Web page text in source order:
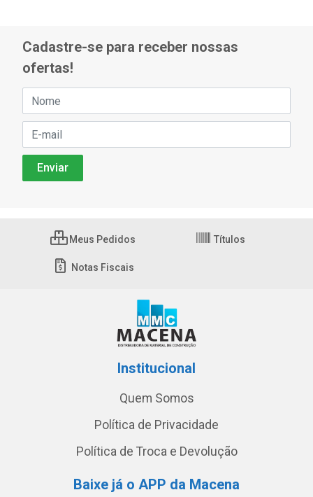
Cadastre-se para receber nossas
ofertas!
Meus Pedidos Títulos
Notas Fiscais
Institucional
Quem Somos
Política de Privacidade
Política de Troca e Devolução
Baixe já o APP da Macena